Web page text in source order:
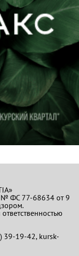
№ ФС 77-68634 от 9
39-19-42, kursk-